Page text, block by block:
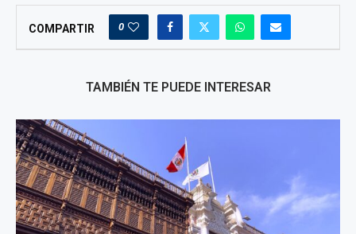
COMPARTIR 0
TAMBIÉN TE PUEDE INTERESAR